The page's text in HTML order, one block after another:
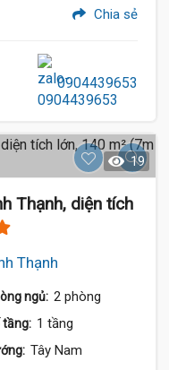
Chia sẻ
0904439653
19
Thạnh, diện tích
Thạnh
ngủ: 2 phòng
tầng: 1 tầng
Tây Nam